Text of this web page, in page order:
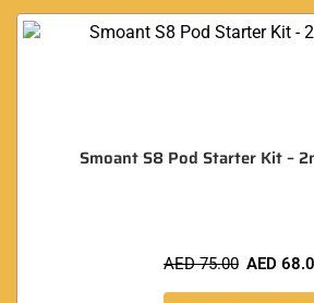
Smoant S8 Pod Starter Kit –
AED75.00 AED